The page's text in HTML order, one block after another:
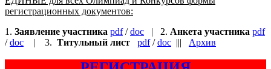
регистрационных документов:
1. Заявление участника pdf/doc | 2. Анкета участника pdf
/doc | 3. Титульный лист pdf/doc ||| Архив